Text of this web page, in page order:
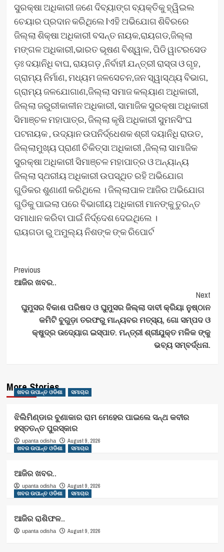
ସୁରକ୍ଷା ଅଧିକାରୀ ଜଣେ ଦିବ୍ୟାଙ୍ଗ ବ୍ୟକ୍ତିକୁ ହ୍ୱିଇଲ
ଚେୟାର ପ୍ରଦାନ କରିଥିଲେ lଏହି ଅଭିଯୋଗ ଶିବିରରେ
ଜିଲ୍ଲା ଶିକ୍ଷା ଅଧିକାରୀ ବସନ୍ତ ନାୟକ,ରାୟଗଡ,ଜିଲ୍ଲା
ମଙ୍ଗଳ ଅଧିକାରୀ,ଭାରତ ଭୂଷଣ ବିଶ୍ୱାଳ, ପିଡି ୱାଟରସେଡ
ଡ଼ଃ ଦୟାନିଧି ବାଘ, ରାୟଗଡ଼ ,ନିର୍ବାହୀ ଯନ୍ତ୍ରୀ ରାସ୍ତା ଓ ଗୃହ,
ଗ୍ରାମ୍ୟ ନିର୍ମାଣ, ମଧ୍ୟମ ଜଳସେଚନ,ଜନ ସ୍ୱାସ୍ଥ୍ୟ ବିଭାଗ,
ଗ୍ରାମ୍ୟ ଜଳଯୋଗାଣ,ଜିଲ୍ଲା ସମାଜ କଲ୍ୟାଣ ଅଧିକାରୀ,
ଜିଲ୍ଲା ଜରୁରୀକାଳୀନ ଅଧିକାରୀ, ସାମାଜିକ ସୁରକ୍ଷା ଅଧିକାରୀ
ସିମାଞ୍ଚଳ ମହାପାତ୍ର, ଜିଲ୍ଲା କୃଷି ଅଧିକାରୀ ସୁମନସିଂଘ
ପଟନାୟକ , ଉଦ୍ୟାନ ଉପନିର୍ଦ୍ଧେଶକ ଶ୍ରୀ ଦୟାନିଧି ରାଉତ,
ଜିଲ୍ଲାମୁଖ୍ୟ ପ୍ରାଣୀ ଚିକିତ୍ସା ଅଧିକାରୀ ,ଜିଲ୍ଲା ସାମାଜିକ
ସୁରକ୍ଷା ଅଧିକାରୀ ସିମାଞ୍ଚଳ ମହାପାତ୍ର ଓ ଅନ୍ୟାନ୍ୟ
ଜିଲ୍ଲା ସ୍ଥରୀୟ ଅଧିକାରୀ ଉପସ୍ଥିତ ରହି ଅଭିଯୋଗ
ଗୁଡିକର ଶୁଣାଣୀ କରିଥିଲେ । ଜିଲ୍ଲାପାଳ ଆଜିର ଅଭିଯୋଗ
ଗୁଡିକୁ ପାଇଲା ପରେ ବିଭାଗୀୟ ଅଧିକାରୀ ମାନଙ୍କୁ ତୁରନ୍ତ
ସମାଧାନ କରିବା ପାଇଁ ନିର୍ଦ୍ଦେଶ ଦେଇଥିଲେ ।
ରାୟଗଡା ରୁ ଅମୁଲ୍ୟ ନିଶଙ୍କ ଙ୍କ ରିପୋର୍ଟ
Post
Navigation
Previous
ଆଜିର ଖବର..
Next
ଘୁମୁସର ବିକାଶ ପରିଷଦ ଓ ଘୁମୁସର ଜିଲ୍ଲା ଦାବୀ କ୍ରିୟା ନୁଷ୍ଠାନ
କମିଟି ବୁଗୁଡ଼ା ତରଫରୁ ମାନ୍ୟବର ମତ୍ସ୍ୟ, ଗୋ ସମ୍ପଦ ଓ
କ୍ଷୁଦ୍ର ଉଦ୍ୟୋଗ ଇସ୍ପାତ. ମନ୍ତ୍ରୀ ଶ୍ରୀଯୁକ୍ତ ମଳିକ ଙ୍କୁ
ଭବ୍ୟ ସମ୍ବର୍ଦ୍ଧନା.
More Stories
ଖବର ଉପାନ୍ତ ଓଡିଶା ସମାଚାର
ଝିଲିମିଣ୍ଡାର ବୁଣାକାର ରାମ ମେହେର ପାଇଲେ ସନ୍ଥ କବୀର
ହସ୍ତତନ୍ତ ପୁରସ୍କାର
upanta odisha
August 9, 2026
ଖବର ଉପାନ୍ତ ଓଡିଶା
ସମାଚାର
ଆଜିର ଖବର..
upanta odisha
August 9, 2026
ଖବର ଉପାନ୍ତ ଓଡିଶା
ସମାଚାର
ଆଜିର ରାଶିଫଳ..
upanta odisha August 9, 2026